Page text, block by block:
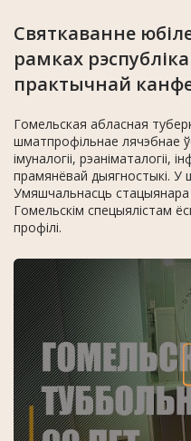
Святкаванне
рамках
практычнай
Гомельская абласная
шматпрофільнае лячэбнае
імуналогіі, рэаніматалогіі,
прамянёвай дыягностыкі. У
Умяшчальнасць
Гомельскім спецыялістам
профілі.